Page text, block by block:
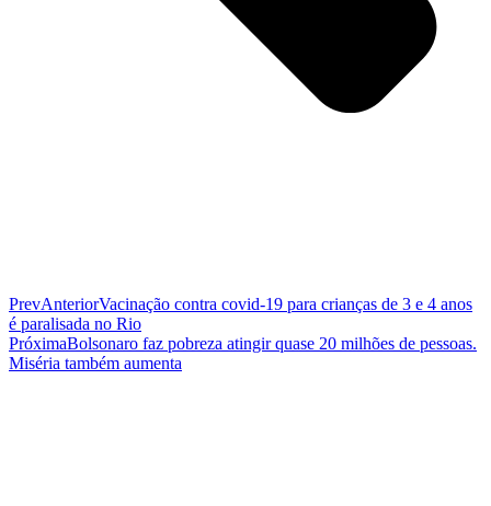
PrevAnteriorVacinação contra covid-19 para crianças de 3 e 4 anos
é paralisada no Rio
PróximaBolsonaro faz pobreza atingir quase 20 milhões de pessoas.
Miséria também aumenta